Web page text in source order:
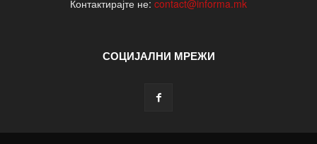
Контактирајте не: contact@informa.mk
СОЦИЈАЛНИ МРЕЖИ